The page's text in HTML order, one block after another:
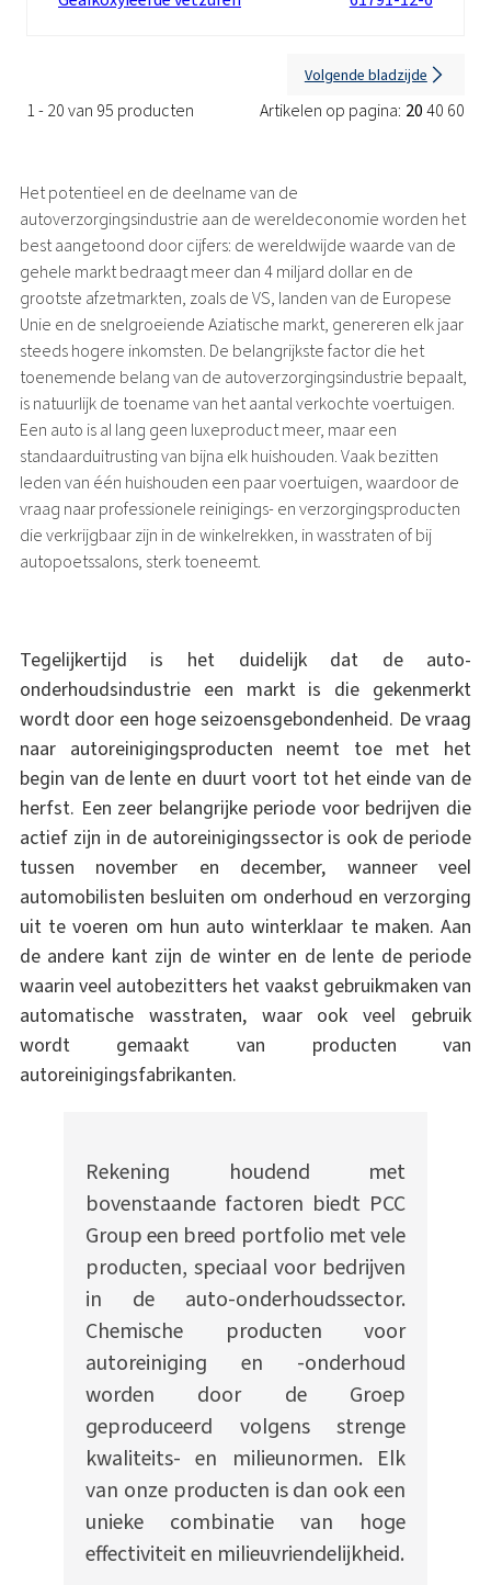
1 - 20 van 95 producten Artikelen op pagina: 2040 60
Volgende bladzijde
Het potentieel en de deelname van de
autoverzorgingsindustrie aan de wereldeconomie worden het
best aangetoond door cijfers: de wereldwijde waarde van de
gehele markt bedraagt ​​meer dan 4 miljard dollar en de
grootste afzetmarkten, zoals de VS, landen van de Europese
Unie en de snelgroeiende Aziatische markt, genereren elk jaar
steeds hogere inkomsten. De belangrijkste factor die het
toenemende belang van de autoverzorgingsindustrie bepaalt,
is natuurlijk de toename van het aantal verkochte voertuigen.
Een auto is al lang geen luxeproduct meer, maar een
standaarduitrusting van bijna elk huishouden. Vaak bezitten
leden van één huishouden een paar voertuigen, waardoor de
vraag naar professionele reinigings- en verzorgingsproducten
die verkrijgbaar zijn in de winkelrekken, in wasstraten of bij
autopoetssalons, sterk toeneemt.
Tegelijkertijd is het duidelijk dat de auto-
onderhoudsindustrie een markt is die gekenmerkt
wordt door een hoge seizoensgebondenheid. De vraag
naar autoreinigingsproducten neemt toe met het
begin van de lente en duurt voort tot het einde van de
herfst. Een zeer belangrijke periode voor bedrijven die
actief zijn in de autoreinigingssector is ook de periode
tussen november en december, wanneer veel
automobilisten besluiten om onderhoud en verzorging
uit te voeren om hun auto winterklaar te maken. Aan
de andere kant zijn de winter en de lente de periode
waarin veel autobezitters het vaakst gebruikmaken van
automatische wasstraten, waar ook veel gebruik
wordt gemaakt van producten van
autoreinigingsfabrikanten.
Rekening houdend met
bovenstaande factoren biedt PCC
Group een breed portfolio met vele
producten, speciaal voor bedrijven
in de auto-onderhoudssector.
Chemische producten voor
autoreiniging en -onderhoud
worden door de Groep
geproduceerd volgens strenge
kwaliteits- en milieunormen. Elk
van onze producten is dan ook een
unieke combinatie van hoge
effectiviteit en milieuvriendelijkheid.